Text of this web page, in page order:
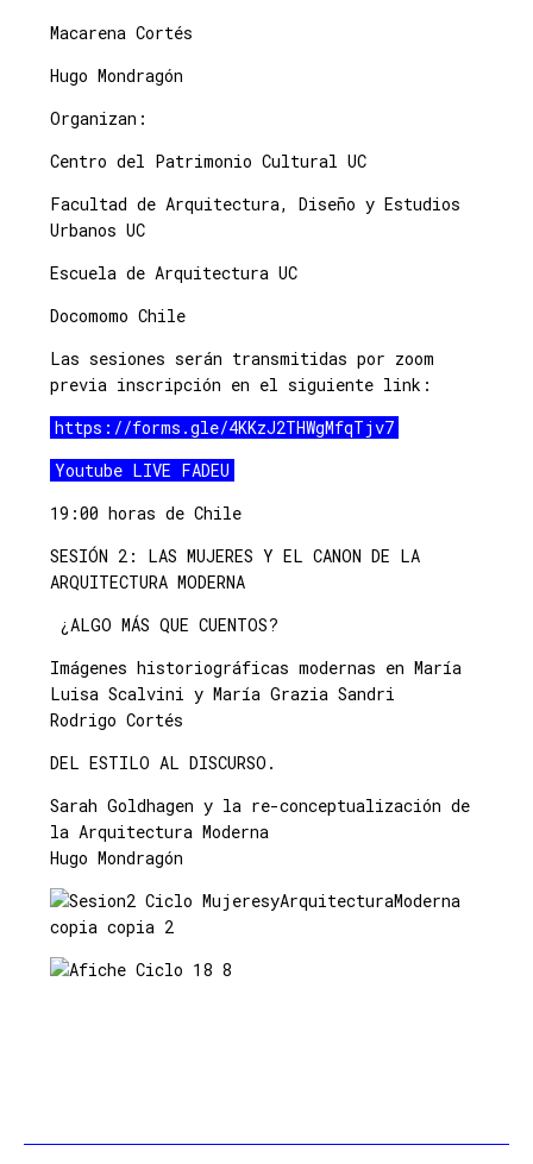
Macarena Cortés
Hugo Mondragón
Organizan:
Centro del Patrimonio Cultural UC
Facultad de Arquitectura, Diseño y Estudios
Urbanos UC
Escuela de Arquitectura UC
Docomomo Chile
Las sesiones serán transmitidas por zoom
previa inscripción en el siguiente link:
https://forms.gle/4KKzJ2THWgMfqTjv7
Youtube LIVE FADEU
19:00 horas de Chile
SESIÓN 2: LAS MUJERES Y EL CANON DE LA
ARQUITECTURA MODERNA
¿ALGO MÁS QUE CUENTOS?
Imágenes historiográficas modernas en María
Luisa Scalvini y María Grazia Sandri
Rodrigo Cortés
DEL ESTILO AL DISCURSO.
Sarah Goldhagen y la re-conceptualización de
la Arquitectura Moderna
Hugo Mondragón